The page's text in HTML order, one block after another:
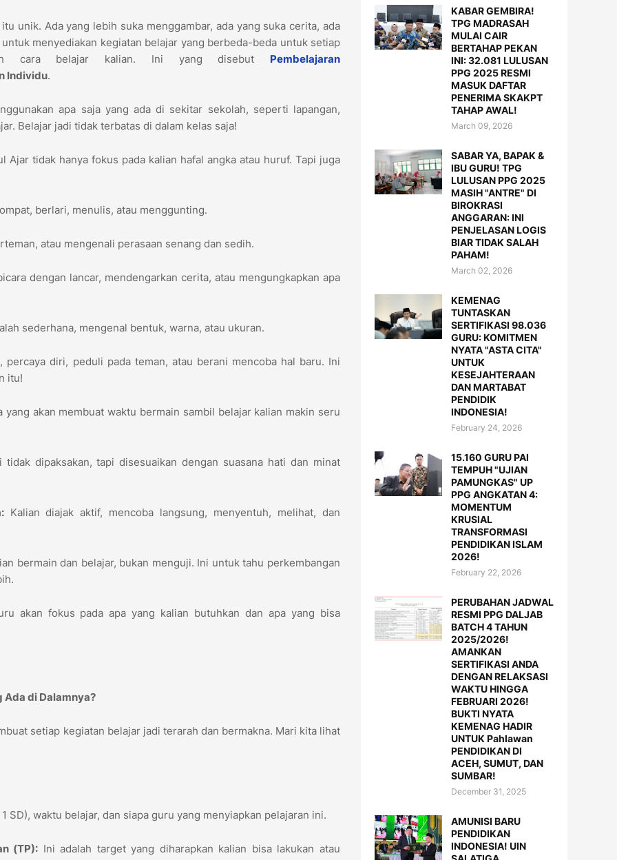
unik. Ada yang lebih suka menggambar, ada yang suka cerita, ada
menyediakan kegiatan belajar yang berbeda-beda untuk setiap
cara belajar kalian. Ini yang disebut Pembelajaran
Individu.
apa saja yang ada di sekitar sekolah, seperti lapangan,
Belajar jadi tidak terbatas di dalam kelas saja!
Ajar tidak hanya fokus pada kalian hafal angka atau huruf. Tapi juga
berlari, menulis, atau menggunting.
atau mengenali perasaan senang dan sedih.
dengan lancar, mendengarkan cerita, atau mengungkapkan apa
sederhana, mengenal bentuk, warna, atau ukuran.
, percaya diri, peduli pada teman, atau berani mencoba hal baru. Ini
itu!
akan membuat waktu bermain sambil belajar kalian makin seru
dipaksakan, tapi disesuaikan dengan suasana hati dan minat
Kalian diajak aktif, mencoba langsung, menyentuh, melihat, dan
bermain dan belajar, bukan menguji. Ini untuk tahu perkembangan
akan fokus pada apa yang kalian butuhkan dan apa yang bisa
Ada di Dalamnya?
setiap kegiatan belajar jadi terarah dan bermakna. Mari kita lihat
SD), waktu belajar, dan siapa guru yang menyiapkan pelajaran ini.
(TP): Ini adalah target yang diharapkan kalian bisa lakukan atau
KABAR GEMBIRA!
TPG MADRASAH
MULAI CAIR
BERTAHAP PEKAN
INI: 32.081 LULUSAN
PPG 2025 RESMI
MASUK DAFTAR
PENERIMA SKAKPT
TAHAP AWAL!
March 09, 2026
SABAR YA, BAPAK &
IBU GURU! TPG
LULUSAN PPG 2025
MASIH "ANTRE" DI
BIROKRASI
ANGGARAN: INI
PENJELASAN LOGIS
BIAR TIDAK SALAH
PAHAM!
March 02, 2026
KEMENAG
TUNTASKAN
SERTIFIKASI 98.036
GURU: KOMITMEN
NYATA "ASTA CITA"
UNTUK
KESEJAHTERAAN
DAN MARTABAT
PENDIDIK
INDONESIA!
February 24, 2026
15.160 GURU PAI
TEMPUH "UJIAN
PAMUNGKAS" UP
PPG ANGKATAN 4:
MOMENTUM
KRUSIAL
TRANSFORMASI
PENDIDIKAN ISLAM
2026!
February 22, 2026
PERUBAHAN JADWAL
RESMI PPG DALJAB
BATCH 4 TAHUN
2025/2026!
AMANKAN
SERTIFIKASI ANDA
DENGAN RELAKSASI
WAKTU HINGGA
FEBRUARI 2026!
BUKTI NYATA
KEMENAG HADIR
UNTUK Pahlawan
PENDIDIKAN DI
ACEH, SUMUT, DAN
SUMBAR!
December 31, 2025
AMUNISI BARU
PENDIDIKAN
INDONESIA! UIN